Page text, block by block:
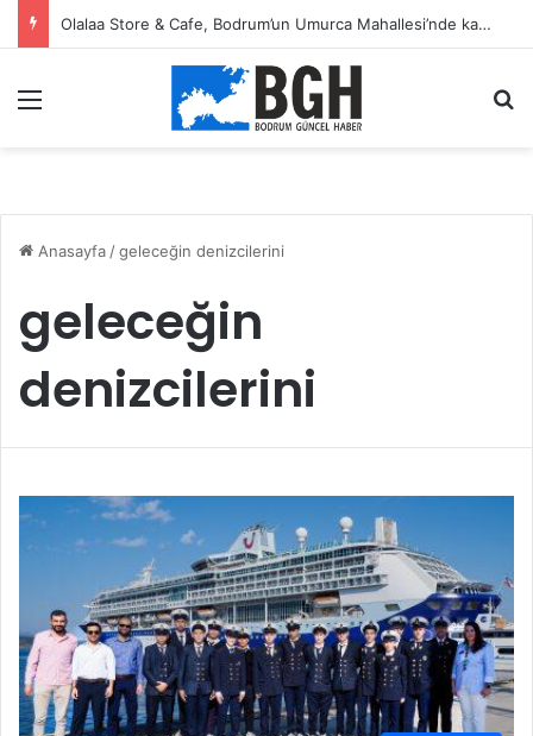
Olalaa Store & Cafe, Bodrum’un Umurca Mahallesi’nde kapılarını açtı
Anasayfa /geleceğin denizcilerini
geleceğin
denizcilerini